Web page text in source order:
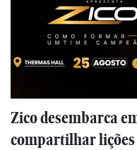
Zico desembarca
compartilhar lições